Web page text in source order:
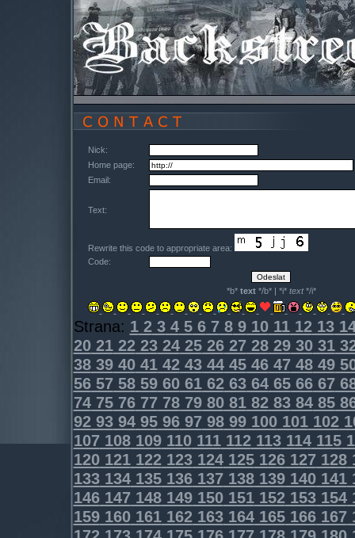
Nick:
Home page:
Email:
Text:
Rewrite this code to appropriate area:
Code:
*b* text*/b* | *i* text*/i*
Strana: 12345678910111213
202122232425262728293031
383940414243444546474849
565758596061626364656667
747576777879808182838485
9293949596979899100101102
107108109110111112113114115
120121122123124125126127128
133134135136137138139140141
146147148149150151152153154
159160161162163164165166167